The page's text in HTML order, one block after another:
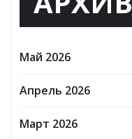
Май 2026
Апрель 2026
Март 2026